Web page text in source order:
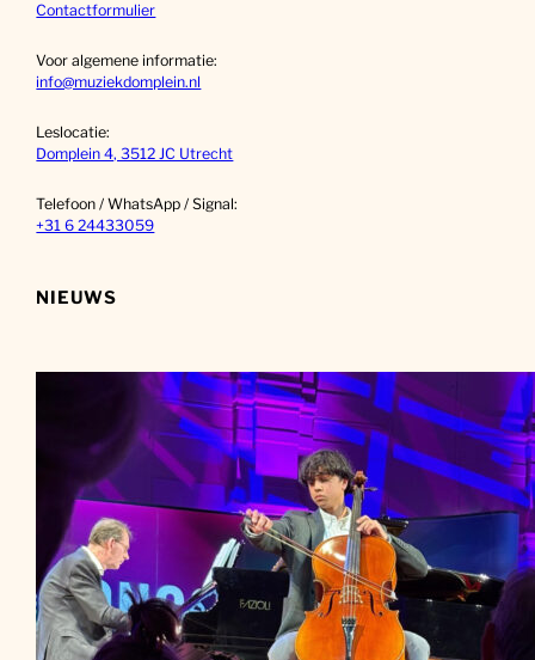
Contactformulier
Voor algemene informatie:
info@muziekdomplein.nl
Leslocatie:
Domplein 4, 3512 JC Utrecht
Telefoon / WhatsApp / Signal:
+31 6 24433059
NIEUWS